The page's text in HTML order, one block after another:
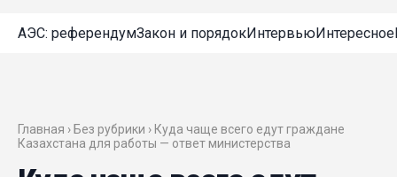
АЭС: референдумЗакон и порядокИнтервьюИнтересное
Главная › Без рубрики › Куда чаще всего едут граждане
Казахстана для работы — ответ министерства